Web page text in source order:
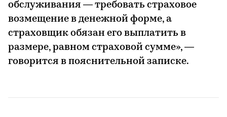
обслуживания — требовать страховое
возмещение в денежной форме, а
страховщик обязан его выплатить в
размере, равном страховой сумме», —
говорится в пояснительной записке.